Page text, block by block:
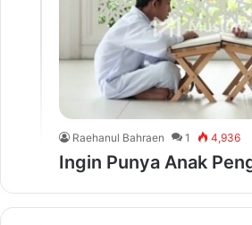
Raehanul Bahraen 1 4,936
Ingin Punya Anak